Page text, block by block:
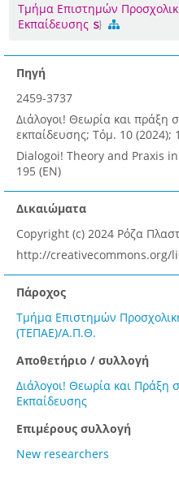
Τμήμα Επιστημών
Εκπαίδευσης
Πηγή
2459-3737
Διάλογοι! Θεωρία και πράξη
εκπαίδευσης; Τόμ. 10 (2024);
Dialogoi! Theory and Praxis
195 (EN)
Δικαιώματα
Copyright (c) 2024 Ρόζα
http://creativecommons.org/
Πάροχος
Τμήμα Επιστημών
(ΤΕΠΑΕ)/Α.Π.Θ.
Αποθετήριο / συλλογή
Διάλογοι! Θεωρία και Πράξη
Εκπαίδευσης
Επιμέρους συλλογή
New researchers